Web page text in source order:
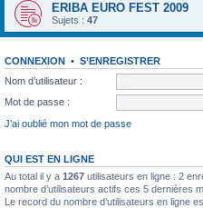
ERIBA EURO FEST 2009
Sujets : 47
CONNEXION • S’ENREGISTRER
Nom d’utilisateur :
Mot de passe :
J’ai oublié mon mot de passe
QUI EST EN LIGNE
Au total il y a 1267 utilisateurs en ligne : 2
nombre d’utilisateurs actifs ces 5 dernières
Le record du nombre d’utilisateurs en ligne